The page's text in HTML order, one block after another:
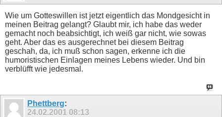
Wie um Gotteswillen ist jetzt eigentlich das Mondgesicht in
meinen Beitrag gelangt? Glaubt mir, ich habe das weder
gemacht noch beabsichtigt, ich weiß gar nicht, wie sowas
geht. Aber das es ausgerechnet bei diesem Beitrag
geschah, da, ich muß schon sagen, erkenne ich die
humoristischen Einlagen meines Lebens wieder. Und bin
verblüfft wie jedesmal.
Phettberg:
24.02.2001 08:13